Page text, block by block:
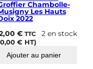
Chambolle-
Les Hauts
2022
€ TTC
€HT)
2 en stock
Ajouter au panier